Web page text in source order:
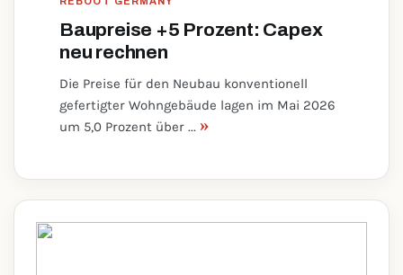
Baupreise +5 Prozent: Capex
neu rechnen
Die Preise für den Neubau konventionell
gefertigter Wohngebäude lagen im Mai 2026
um 5,0 Prozent über ... »